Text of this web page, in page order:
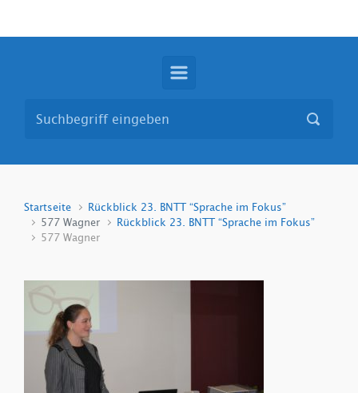
Startseite
Rückblick 23. BNTT “Sprache im Fokus”
577 Wagner
Rückblick 23. BNTT “Sprache im Fokus”
577 Wagner